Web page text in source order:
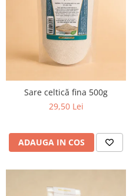
Sare celtică fina 500g
29,50 Lei
ADAUGA IN COS